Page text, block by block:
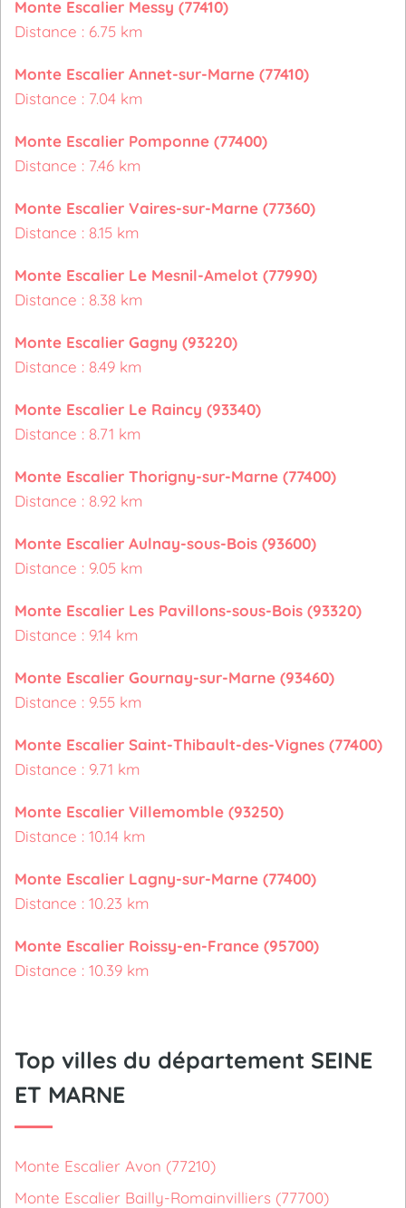
Monte Escalier Messy (77410)
Distance : 6.75 km
Monte Escalier Annet-sur-Marne (77410)
Distance : 7.04 km
Monte Escalier Pomponne (77400)
Distance : 7.46 km
Monte Escalier Vaires-sur-Marne (77360)
Distance : 8.15 km
Monte Escalier Le Mesnil-Amelot (77990)
Distance : 8.38 km
Monte Escalier Gagny (93220)
Distance : 8.49 km
Monte Escalier Le Raincy (93340)
Distance : 8.71 km
Monte Escalier Thorigny-sur-Marne (77400)
Distance : 8.92 km
Monte Escalier Aulnay-sous-Bois (93600)
Distance : 9.05 km
Monte Escalier Les Pavillons-sous-Bois (93320)
Distance : 9.14 km
Monte Escalier Gournay-sur-Marne (93460)
Distance : 9.55 km
Monte Escalier Saint-Thibault-des-Vignes (77400)
Distance : 9.71 km
Monte Escalier Villemomble (93250)
Distance : 10.14 km
Monte Escalier Lagny-sur-Marne (77400)
Distance : 10.23 km
Monte Escalier Roissy-en-France (95700)
Distance : 10.39 km
Top villes du département SEINE
ET MARNE
Monte Escalier Avon (77210)
Monte Escalier Bailly-Romainvilliers (77700)